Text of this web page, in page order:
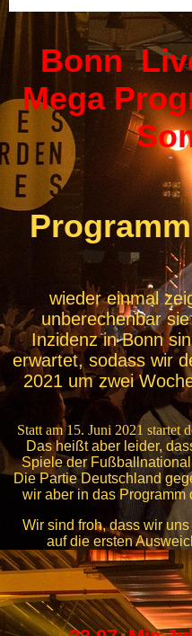
Bonn
Mega
wieder einmal
unberechenbar
Inzidenz in Bonn
erwartet, sodass wir
2021 um zwei
Statt am 15. Juni 2021 startet
Das heißt aber leider,
Spiele der
Die Partie Deutschland
wir aber in das Programm
Wir sind froh, dass wir
auf die ersten